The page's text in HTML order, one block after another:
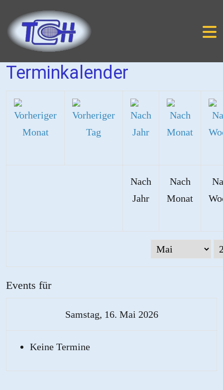
Terminkalender
Nach
Jahr
Nach
Monat
Events für
Samstag, 16. Mai 2026
Keine Termine